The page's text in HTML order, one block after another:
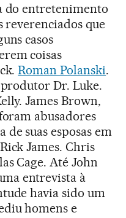
do entretenimento
reverenciados que
casos
coisas
Roman Polanski.
Dr. Luke.
James Brown,
abusadores
suas esposas em
James. Chris
Cage. Até John
entrevista à
havia sido um
homens e